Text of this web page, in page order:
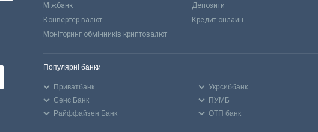
Міжбанк
Депозити
Конвертер валют
Кредит онлайн
Моніторинг обмінників криптовалют
Популярні банки
Приватбанк Укрсиббанк
Сенс Банк
ПУМБ
Райффайзен Банк
ОТП банк